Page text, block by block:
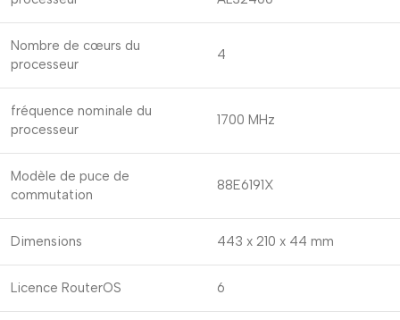
Nombre de cœurs du
processeur
4
fréquence nominale du
processeur
1700 MHz
Modèle de puce de
commutation
88E6191X
Dimensions 443 x 210 x 44 mm
Licence RouterOS 6